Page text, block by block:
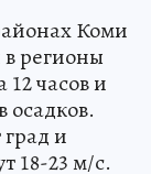
Коми
регионы
часов и
осадков.
и
18-23 м/с.